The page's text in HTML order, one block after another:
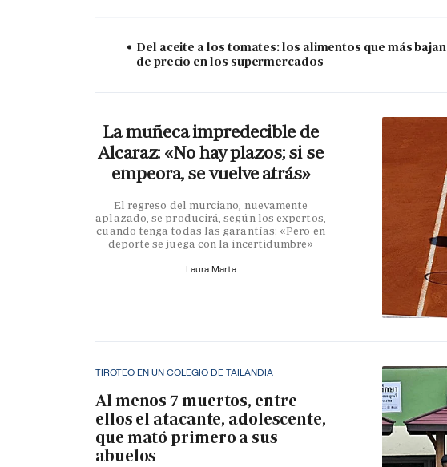
Del aceite a los tomates: los alimentos que más bajan
de precio en los supermercados
La muñeca impredecible de
Alcaraz: «No hay plazos; si se
empeora, se vuelve atrás»
El regreso del murciano, nuevamente
aplazado, se producirá, según los expertos,
cuando tenga todas las garantías: «Pero en
deporte se juega con la incertidumbre»
Laura Marta
TIROTEO EN UN COLEGIO DE TAILANDIA
Al menos 7 muertos, entre
ellos el atacante, adolescente,
que mató primero a sus
abuelos